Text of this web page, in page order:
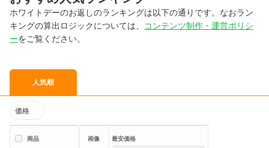
ホワイトデーのお返しのランキングは以下の通りです。なおラン
キングの算出ロジックについては、
コンテンツ制作・運営ポリシ
ーをご覧ください。
人気順
価格
商品 画像 最安価格